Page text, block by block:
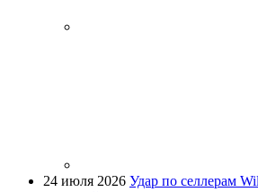
24 июля 2026 Удар по селлерам